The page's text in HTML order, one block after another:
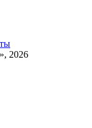
2026